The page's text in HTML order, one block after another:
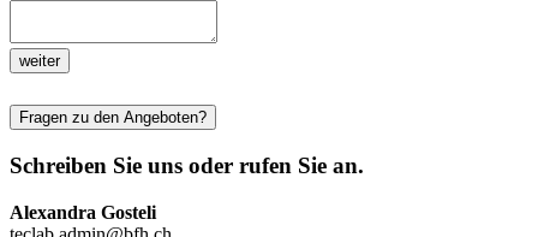
weiter
Fragen zu den Angeboten?
Schreiben Sie uns oder rufen Sie an.
Alexandra Gosteli